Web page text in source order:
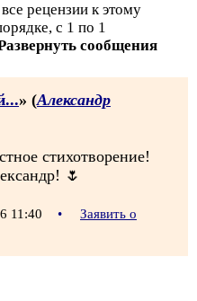
рецензии к этому
с 1 по 1
сообщения
» (Александр
стихотворение!
🌷
11:40 •
Заявить о